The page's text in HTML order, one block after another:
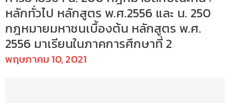
หลักทั่วไป หลักสูตร พ.ศ.2556 และ น. 250
กฎหมายมหาชนเบื้องต้น หลักสูตร พ.ศ.
2556 มาเรียนในภาคการศึกษาที่ 2
พฤษภาคม 10, 2021